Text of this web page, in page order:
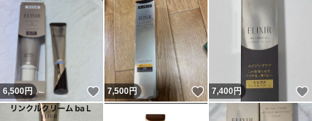
6,500円 いいね！
7,500円 いいね！
7,400円